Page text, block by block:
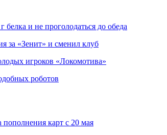
и не проголодаться до обеда
за «Зенит» и сменил клуб
игроков «Локомотива»
роботов
карт с 20 мая